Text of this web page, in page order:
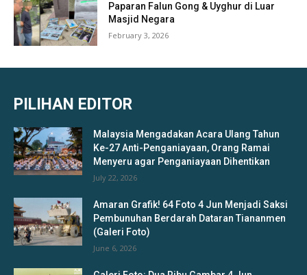
Paparan Falun Gong & Uyghur di Luar
Masjid Negara
February 3, 2026
PILIHAN EDITOR
Malaysia Mengadakan Acara Ulang Tahun
Ke-27 Anti-Penganiayaan, Orang Ramai
Menyeru agar Penganiayaan Dihentikan
July 22, 2026
Amaran Grafik! 64 Foto 4 Jun Menjadi Saksi
Pembunuhan Berdarah Dataran Tiananmen
(Galeri Foto)
June 6, 2026